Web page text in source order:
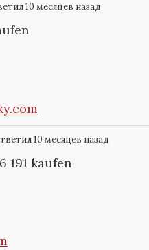
10 месяцев назад
10 месяцев назад
191 kaufen